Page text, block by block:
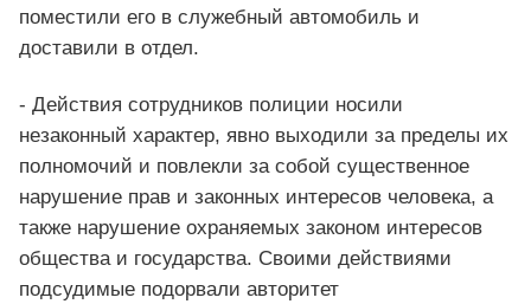
поместили его в служебный автомобиль и
доставили в отдел.
- Действия сотрудников полиции носили
незаконный характер, явно выходили за пределы их
полномочий и повлекли за собой существенное
нарушение прав и законных интересов человека, а
также нарушение охраняемых законом интересов
общества и государства. Своими действиями
подсудимые подорвали авторитет